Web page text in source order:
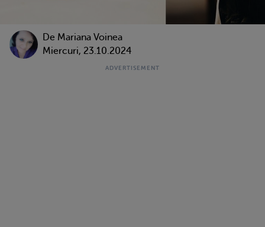
De Mariana Voinea
Miercuri, 23.10.2024